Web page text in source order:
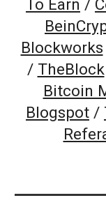
To Earn /
Blockworks
/ TheBlock
Bitcoin
Blogspot /